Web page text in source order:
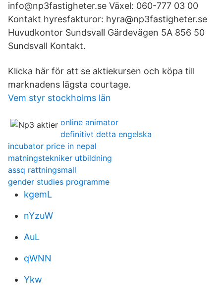
info@np3fastigheter.se Växel: 060-777 03 00
Kontakt hyresfakturor: hyra@np3fastigheter.se
Huvudkontor Sundsvall Gärdevägen 5A 856 50
Sundsvall Kontakt.
Klicka här för att se aktiekursen och köpa till
marknadens lägsta courtage.
Vem styr stockholms län
online animator
definitivt detta engelska
incubator price in nepal
matningstekniker utbildning
assq rattningsmall
gender studies programme
kgemL
nYzuW
AuL
qWNN
Ykw